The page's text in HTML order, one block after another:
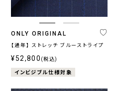
ONLY ORIGINAL
【通年】 ストレッチ ブルーストライプ
¥52,800 (税込)
インビジブル仕様対象